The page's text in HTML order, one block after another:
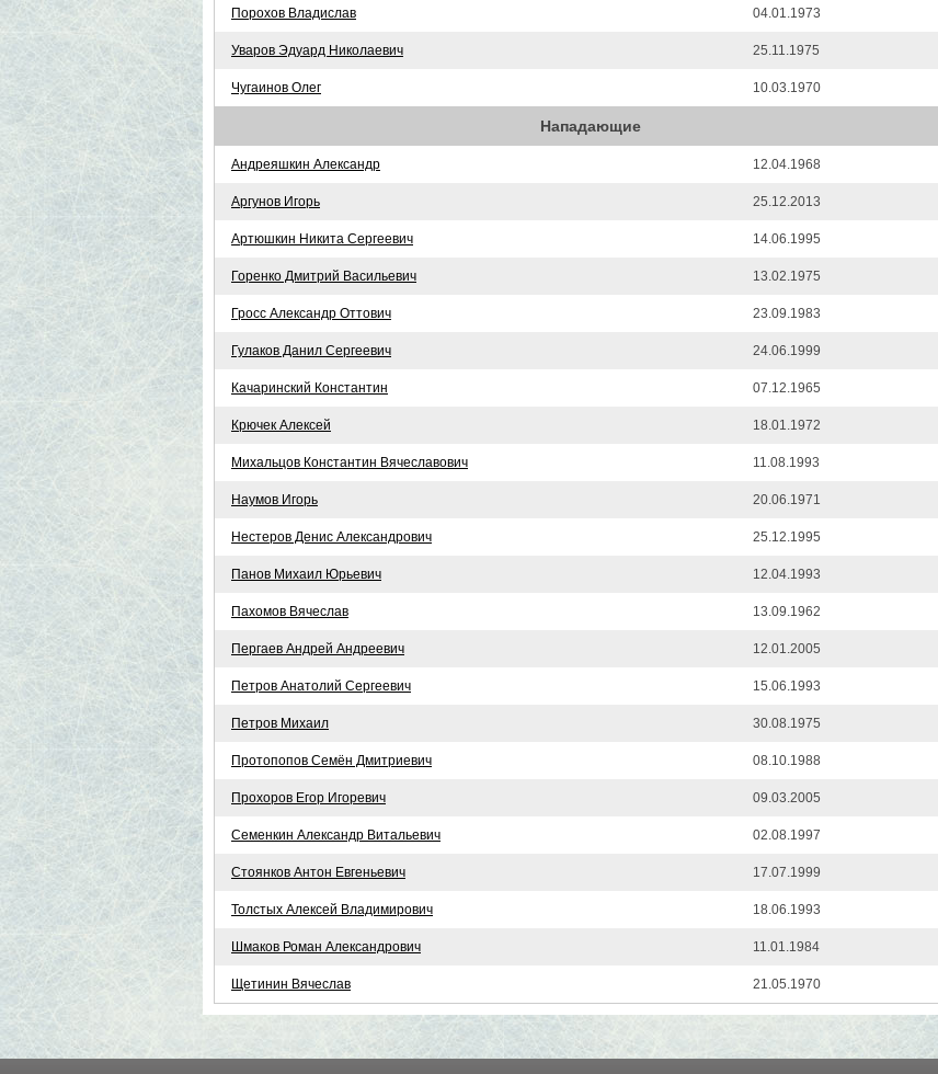
Порохов Владислав 04.01.1973
Уваров Эдуард Николаевич 25.11.1975
Чугаинов Олег 10.03.1970
Нападающие
Андреяшкин Александр 12.04.1968
Аргунов Игорь 25.12.2013
Артюшкин Никита Сергеевич 14.06.1995
Горенко Дмитрий Васильевич 13.02.1975
Гросс Александр Оттович 23.09.1983
Гулаков Данил Сергеевич 24.06.1999
Качаринский Константин 07.12.1965
Крючек Алексей 18.01.1972
Михальцов Константин Вячеславович 11.08.1993
Наумов Игорь 20.06.1971
Нестеров Денис Александрович 25.12.1995
Панов Михаил Юрьевич 12.04.1993
Пахомов Вячеслав 13.09.1962
Пергаев Андрей Андреевич 12.01.2005
Петров Анатолий Сергеевич 15.06.1993
Петров Михаил 30.08.1975
Протопопов Семён Дмитриевич 08.10.1988
Прохоров Егор Игоревич 09.03.2005
Семенкин Александр Витальевич 02.08.1997
Стоянков Антон Евгеньевич 17.07.1999
Толстых Алексей Владимирович 18.06.1993
Шмаков Роман Александрович 11.01.1984
Щетинин Вячеслав 21.05.1970